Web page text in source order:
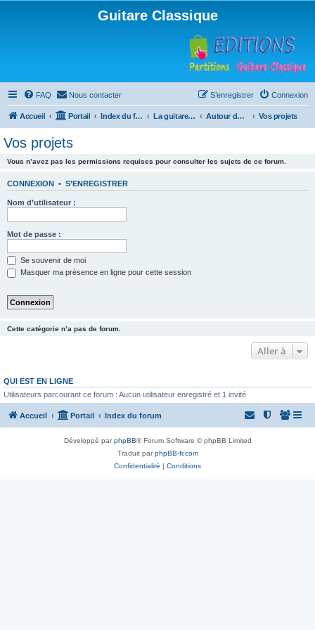
Guitare Classique
FAQ Nous contacter Connexion
S’enregistrer
Accueil Portail Index du forum La guitare : instrument, cours et théorie Autour de la guitare Vos projets
Vos projets
Vous n’avez pas les permissions requises pour consulter les sujets de ce forum.
CONNEXION • S’ENREGISTRER
Nom d’utilisateur :
Mot de passe :
Se souvenir de moi
Masquer ma présence en ligne pour cette session
Cette catégorie n’a pas de forum.
Aller à
QUI EST EN LIGNE
Utilisateurs parcourant ce forum : Aucun utilisateur enregistré et 1 invité
Accueil Portail Index du forum
Développé parphpBB® Forum Software © phpBB Limited
Traduit parphpBB-fr.com
Confidentialité | Conditions